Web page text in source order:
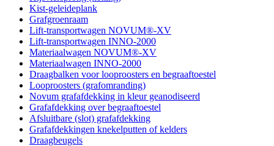
Kist-geleideplank
Grafgroenraam
Lift-transportwagen NOVUM®-XV
Lift-transportwagen INNO-2000
Materiaalwagen NOVUM®-XV
Materiaalwagen INNO-2000
Draagbalken voor looproosters en begraaftoestel
Looproosters (grafomranding)
Novum grafafdekking in kleur geanodiseerd
Grafafdekking over begraaftoestel
Afsluitbare (slot) grafafdekking
Grafafdekkingen knekelputten of kelders
Draagbeugels